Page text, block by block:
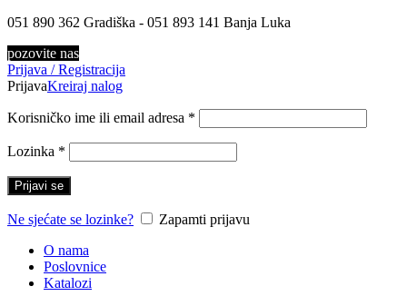
051 890 362 Gradiška - 051 893 141 Banja Luka
pozovite nas
Prijava / Registracija
PrijavaKreiraj nalog
Korisničko ime ili email adresa *
Lozinka *
Prijavi se
Ne sjećate se lozinke?
Zapamti prijavu
O nama
Poslovnice
Katalozi